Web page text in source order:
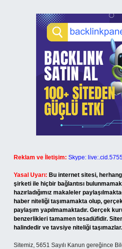
Reklam ve İletişim: Skype:
Yasal Uyarı: Bu internet sitesi,
şirketi ile hiçbir bağlantısı
hazırladığımız makaleler
haber niteliği taşımamakta olup,
paylaşım yapılmamaktadır. Gerçek
benzerlikleri tamamen tesadüfidir.
halindedir ve tavsiye niteliği taşımazlar.
Sitemiz, 5651 Sayılı Kanun gereğince